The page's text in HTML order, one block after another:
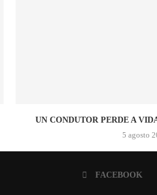
UN CONDUTOR PERDE A
5 agosto
FACEBOOK